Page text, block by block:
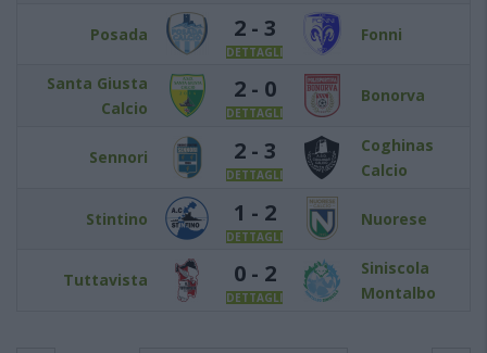
Posada 2 - 3
DETTAGLI
Fonni
Santa Giusta
Calcio
2 - 0
DETTAGLI
Bonorva
Sennori 2 - 3
DETTAGLI
Coghinas
Calcio
Stintino 1 - 2
DETTAGLI
Nuorese
Tuttavista 0 - 2
DETTAGLI
Siniscola
Montalbo